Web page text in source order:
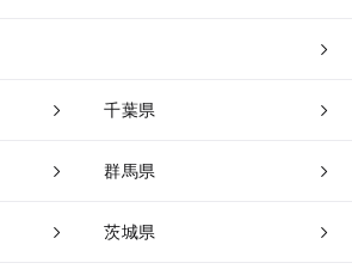
千葉県
群馬県
茨城県